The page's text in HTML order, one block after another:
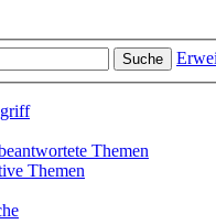
Suche
Themen
Themen